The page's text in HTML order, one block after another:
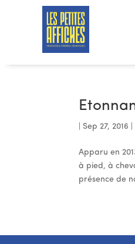
|Sep 27, 2016
Apparu en
à pied, à
présence de